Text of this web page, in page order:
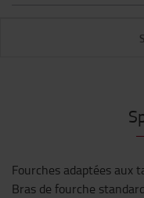
Fourches adaptées aux
Bras de fourche